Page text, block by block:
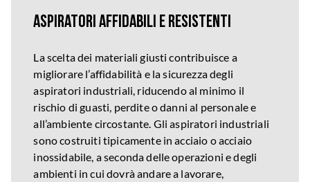
Aspiratori affidabili e resistenti
La scelta dei materiali giusti contribuisce a
migliorare l’affidabilità e la sicurezza degli
aspiratori industriali, riducendo al minimo il
rischio di guasti, perdite o danni al personale e
all’ambiente circostante. Gli aspiratori industriali
sono costruiti tipicamente in acciaio o acciaio
inossidabile, a seconda delle operazioni e degli
ambienti in cui dovrà andare a lavorare,